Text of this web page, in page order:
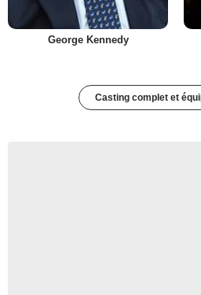
George Kennedy
Casting complet et